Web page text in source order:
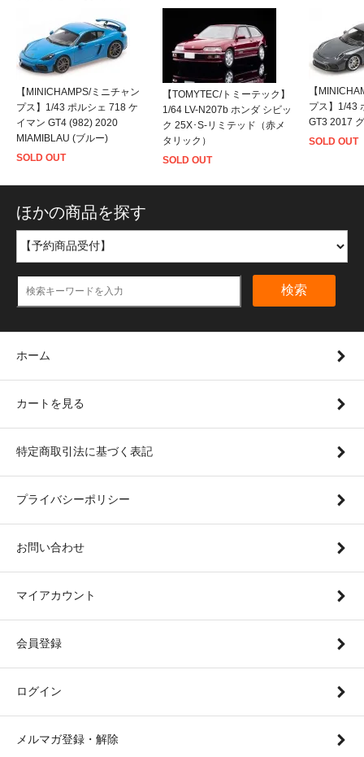
【MINICHAMPS/ミニチャン
プス】1/43 ポルシェ 718 ケ
イマン GT4 (982) 2020
MIAMIBLAU (ブルー)
SOLD OUT
【TOMYTEC/トミーテック】
1/64 LV-N207b ホンダ シビッ
ク 25X･S-リミテッド（赤メ
タリック）
SOLD OUT
【
プス】1/43
GT3 2017
SOLD OUT
ほかの商品を探す
検索
ホーム
カートを見る
特定商取引法に基づく表記
プライバシーポリシー
お問い合わせ
マイアカウント
会員登録
ログイン
メルマガ登録・解除